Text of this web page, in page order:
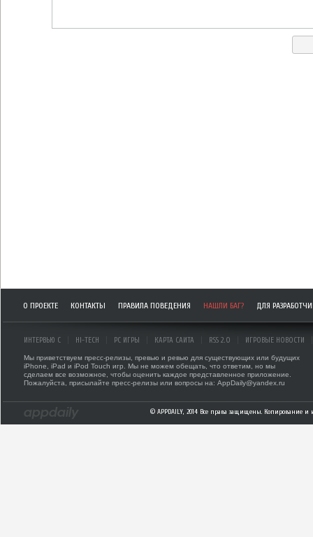
О ПРОЕКТЕ КОНТАКТЫ ПРАВИЛА ПОВЕДЕНИЯ НАШЛИ БАГ? ДЛЯ
ИНТЕРВЬЮ С HI-TECH PC ИГРЫ КАРТА САЙТА RSS 2.0 ИГРОВЫЕ НОВОСТИ
Мы приветствуем пресс-релизы, превью и ревью для существующих или будущих
iPhone, iPad и iPod Touch игр. Мы не можем обещать, что ответим, но мы
сделаем все возможное, чтобы оценить каждое представленное приложение.
Пожалуйста, присылайте пресс-релизы или вопросы на: AppDaily@yandex.ru
© APPDAILY, 2014 Все права защищены. Копирование и